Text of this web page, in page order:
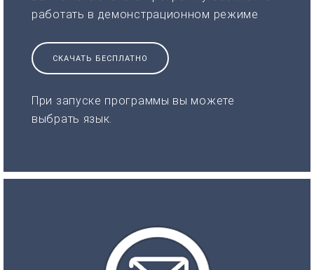
работать в демонстрационном режиме
СКАЧАТЬ БЕСПЛАТНО
При запуске программы вы можете
выбрать язык.